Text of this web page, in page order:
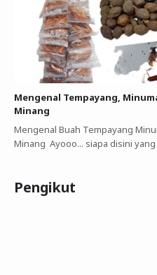
Mengenal Tempayang,
Minang
Mengenal Buah Tempayang
Minang Ayooo... siapa disini
Pengikut